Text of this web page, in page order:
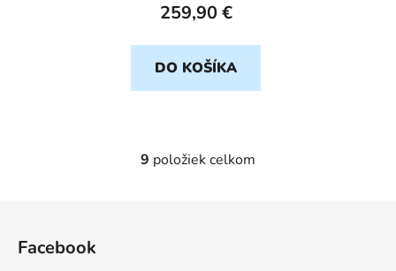
259,90 €
DO KOŠÍKA
O
9 položiek celkom
Facebook